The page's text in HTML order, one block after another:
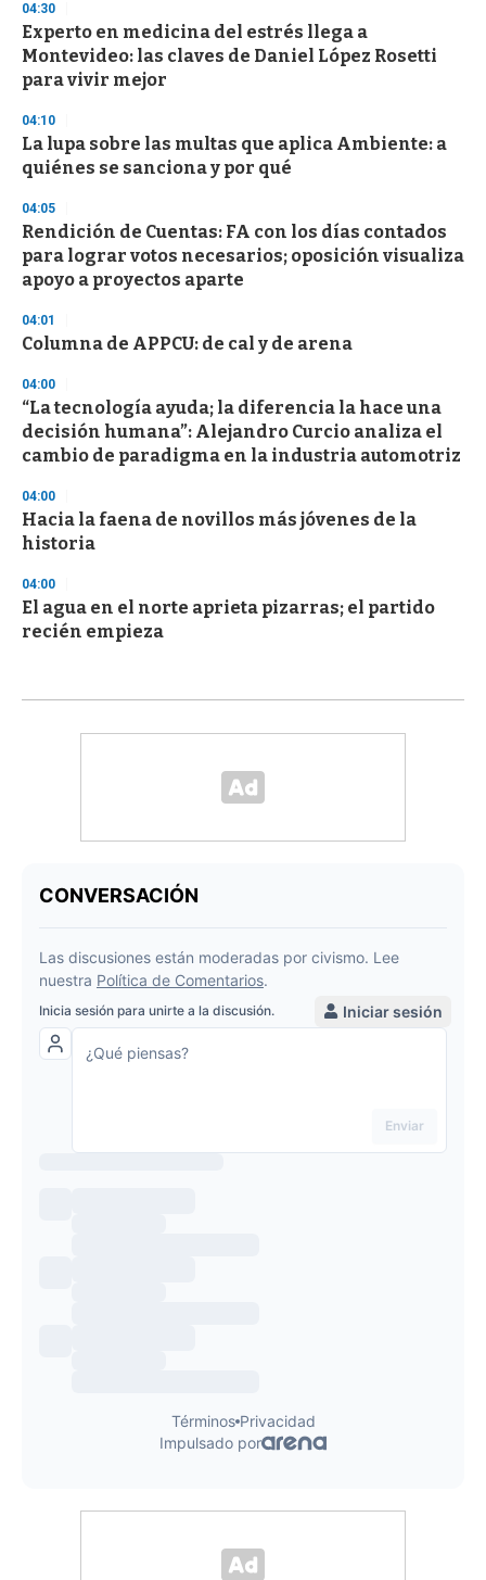
3
s
e
c
o
d
s
04:30
Experto en medicina del estrés llega a
Montevideo: las claves de Daniel López Rosetti
para vivir mejor
04:10
La lupa sobre las multas que aplica Ambiente: a
quiénes se sanciona y por qué
04:05
Rendición de Cuentas: FA con los días contados
para lograr votos necesarios; oposición visualiza
apoyo a proyectos aparte
04:01
Columna de APPCU: de cal y de arena
04:00
“La tecnología ayuda; la diferencia la hace una
decisión humana”: Alejandro Curcio analiza el
cambio de paradigma en la industria automotriz
04:00
Hacia la faena de novillos más jóvenes de la
historia
04:00
El agua en el norte aprieta pizarras; el partido
recién empieza